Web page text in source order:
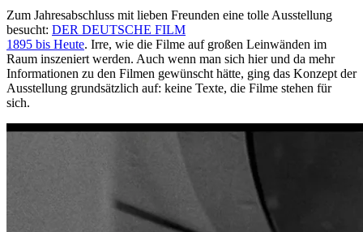
Zum Jahresabschluss mit lieben Freunden eine tolle Ausstellung
besucht: DER DEUTSCHE FILM
1895 bis Heute. Irre, wie die Filme auf großen Leinwänden im
Raum inszeniert werden. Auch wenn man sich hier und da mehr
Informationen zu den Filmen gewünscht hätte, ging das Konzept der
Ausstellung grundsätzlich auf: keine Texte, die Filme stehen für
sich.